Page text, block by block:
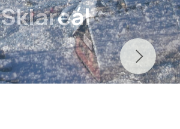
Skiareál
Next